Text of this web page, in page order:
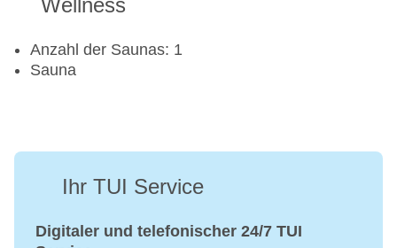
Wellness
Anzahl der Saunas: 1
Sauna
Ihr TUI Service
Digitaler und telefonischer 24/7 TUI